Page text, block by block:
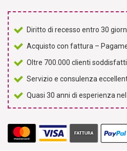
Diritto di recesso entro 30
Acquisto con fattura –
Oltre 700.000 clienti soddisfatti
Servizio e consulenza
Quasi 30 anni di esperienza